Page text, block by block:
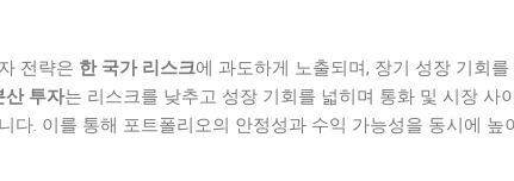
전략은 한 국가 리스크에 과도하게 노출되며, 장기 성장 기회를
산 투자는 리스크를 낮추고 성장 기회를 넓히며 통화 및 시장 사
다. 이를 통해 포트폴리오의 안정성과 수익 가능성을 동시에 높